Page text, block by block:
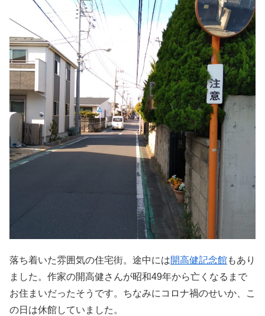
落ち着いた雰囲気の住宅街。途中には開高健記念館もあり
ました。作家の開高健さんが昭和49年から亡くなるまで
お住まいだったそうです。ちなみにコロナ禍のせいか、こ
の日は休館していました。